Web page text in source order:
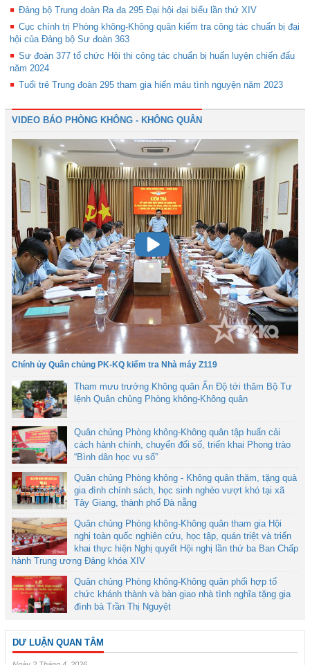
Đảng bộ Trung đoàn Ra đa 295 Đại hội đại biểu lần thứ XIV
Cục chính trị Phòng không-Không quân kiểm tra công tác chuẩn bị đại
hội của Đảng bộ Sư đoàn 363
Sư đoàn 377 tổ chức Hội thi công tác chuẩn bị huấn luyện chiến đấu
năm 2024
Tuổi trẻ Trung đoàn 295 tham gia hiến máu tình nguyện năm 2023
VIDEO BÁO PHÒNG KHÔNG - KHÔNG QUÂN
Chính ủy Quân chủng PK-KQ kiểm tra Nhà máy Z119
Tham mưu trưởng Không quân Ấn Độ tới thăm Bộ Tư
lệnh Quân chủng Phòng không-Không quân
Quân chủng Phòng không-Không quân tập huấn cải
cách hành chính, chuyển đổi số, triển khai Phong trào
“Bình dân học vụ số”
Quân chủng Phòng không - Không quân thăm, tặng quà
gia đình chính sách, học sinh nghèo vượt khó tại xã
Tây Giang, thành phố Đà nẵng
Quân chủng Phòng không-Không quân tham gia Hội
nghị toàn quốc nghiên cứu, học tập, quán triệt và triển
khai thực hiện Nghị quyết Hội nghị lần thứ ba Ban Chấp
hành Trung ương Đảng khóa XIV
Quân chủng Phòng không-Không quân phối hợp tổ
chức khánh thành và bàn giao nhà tình nghĩa tặng gia
đình bà Trần Thị Nguyệt
DƯ LUẬN QUAN TÂM